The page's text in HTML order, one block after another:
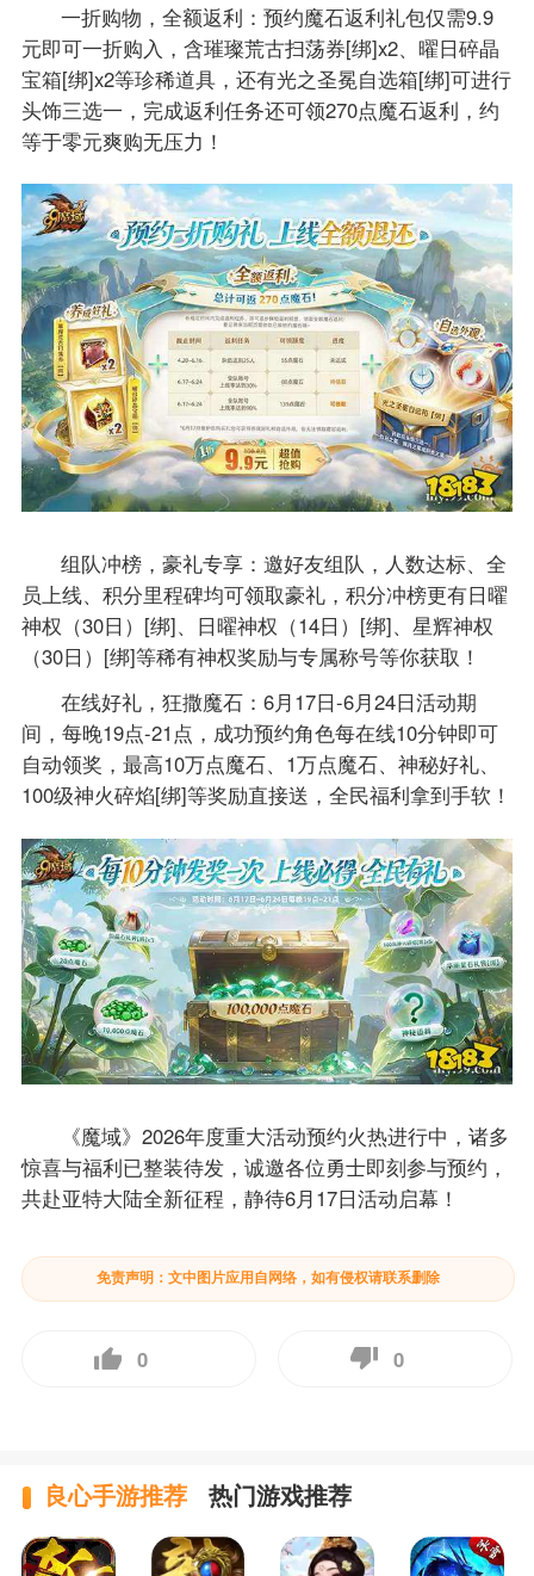
一折购物，全额返利：预约魔石返利礼包仅需9.9
元即可一折购入，含璀璨荒古扫荡券[绑]x2、曜日碎晶
宝箱[绑]x2等珍稀道具，还有光之圣冕自选箱[绑]可进行
头饰三选一，完成返利任务还可领270点魔石返利，约
等于零元爽购无压力！
组队冲榜，豪礼专享：邀好友组队，人数达标、全
员上线、积分里程碑均可领取豪礼，积分冲榜更有日曜
神权（30日）[绑]、日曜神权（14日）[绑]、星辉神权
（30日）[绑]等稀有神权奖励与专属称号等你获取！
在线好礼，狂撒魔石：6月17日-6月24日活动期
间，每晚19点-21点，成功预约角色每在线10分钟即可
自动领奖，最高10万点魔石、1万点魔石、神秘好礼、
100级神火碎焰[绑]等奖励直接送，全民福利拿到手软！
《魔域》2026年度重大活动预约火热进行中，诸多
惊喜与福利已整装待发，诚邀各位勇士即刻参与预约，
共赴亚特大陆全新征程，静待6月17日活动启幕！
免责声明：文中图片应用自网络，如有侵权请联系删除
0 0
良心手游推荐 热门游戏推荐